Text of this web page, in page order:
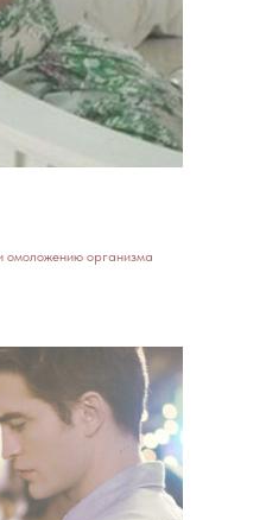
омоложению организма